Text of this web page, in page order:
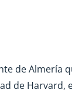
de Almería
de